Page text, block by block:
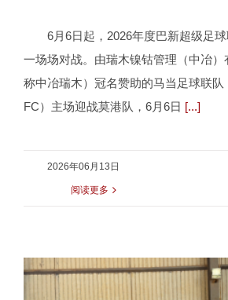
中冶瑞木冠名支持马当足
超级联赛
6月6日起，2026年度巴新超级足
一场场对战。由瑞木镍钴管理（中冶
称中冶瑞木）冠名赞助的马当足球联队
FC）主场迎战莫港队，6月6日 [...]
2026年06月13日
阅读更多